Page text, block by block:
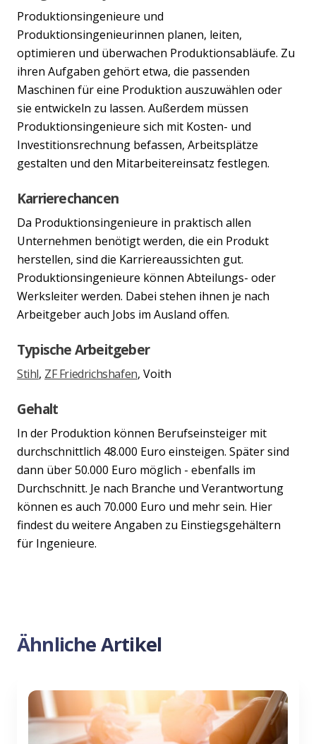
Produktionsingenieure und
Produktionsingenieurinnen planen, leiten,
optimieren und überwachen Produktionsabläufe. Zu
ihren Aufgaben gehört etwa, die passenden
Maschinen für eine Produktion auszuwählen oder
sie entwickeln zu lassen. Außerdem müssen
Produktionsingenieure sich mit Kosten- und
Investitionsrechnung befassen, Arbeitsplätze
gestalten und den Mitarbeitereinsatz festlegen.
Karrierechancen
Da Produktionsingenieure in praktisch allen
Unternehmen benötigt werden, die ein Produkt
herstellen, sind die Karriereaussichten gut.
Produktionsingenieure können Abteilungs- oder
Werksleiter werden. Dabei stehen ihnen je nach
Arbeitgeber auch Jobs im Ausland offen.
Typische Arbeitgeber
Stihl, ZF Friedrichshafen, Voith
Gehalt
In der Produktion können Berufseinsteiger mit
durchschnittlich 48.000 Euro einsteigen. Später sind
dann über 50.000 Euro möglich - ebenfalls im
Durchschnitt. Je nach Branche und Verantwortung
können es auch 70.000 Euro und mehr sein. Hier
findest du weitere Angaben zu Einstiegsgehältern
für Ingenieure.
Ähnliche Artikel